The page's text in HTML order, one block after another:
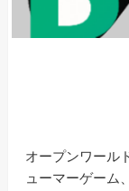
オープンワール
ューマーゲーム